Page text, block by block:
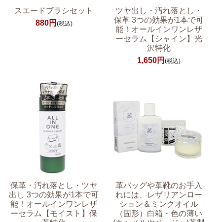
スエードブラシセット
880円 (税込)
ツヤ出し・汚れ落とし・
保革 3つの効果が1本で可
能！オールインワンレザ
ーセラム【シャイン】光
沢特化
1,650円 (税込)
保革・汚れ落とし・ツヤ
出し 3つの効果が1本で可
能！オールインワンレザ
ーセラム【モイスト】保
革バッグや革靴のお手入
れには、レザリアンロー
ション＆ミンクオイル
（固形）白箱・色の薄い